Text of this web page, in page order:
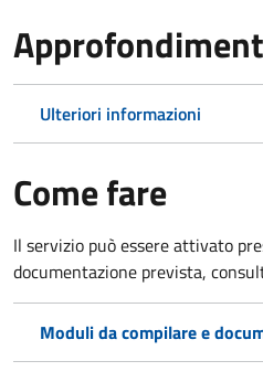
Ulteriori informazioni
Come fare
Il servizio può essere attivato
documentazione prevista,
Moduli da compilare e